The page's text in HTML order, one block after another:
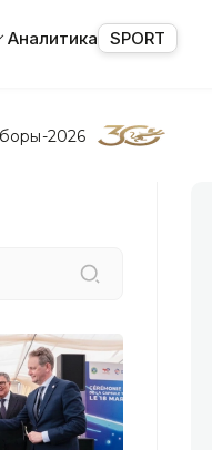
Аналитика SPORT
2026